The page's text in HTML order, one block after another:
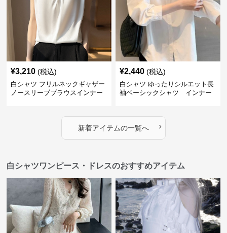
¥3,210 (税込)
白シャツ フリルネックギャザー
ノースリーブブラウスインナー
¥2,440 (税込)
白シャツ ゆったりシルエット長
袖ベーシックシャツ インナー
新着アイテムの一覧へ ›
白シャツワンピース・ドレスのおすすめアイテム